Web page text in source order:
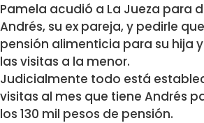
Pamela acudió a La Jueza para
Andrés, su ex pareja, y pedirle
pensión alimenticia para su hija
las visitas a la menor.
Judicialmente todo está
visitas al mes que tiene Andrés
los 130 mil pesos de pensión.